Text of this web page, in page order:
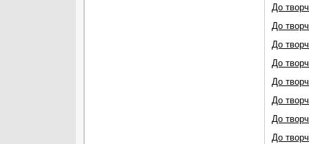
До
До
До
До
До
До
До
До